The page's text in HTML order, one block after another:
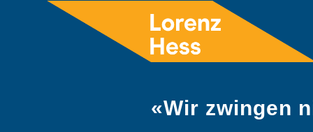
«Wir zwingen